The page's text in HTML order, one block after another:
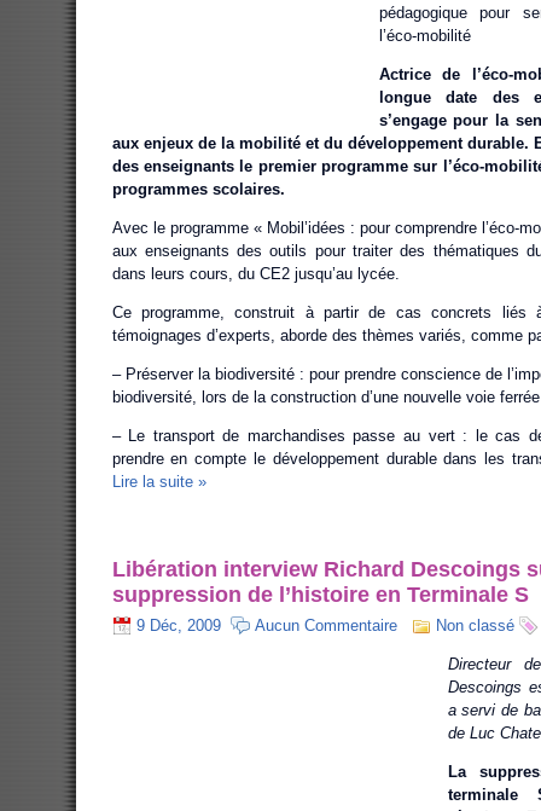
pédagogique pour
l’éco-mobilité
Actrice de l’éco-
longue date des
s’engage pour la
aux enjeux de la mobilité et du développement durable.
des enseignants le premier programme sur l’éco-
programmes scolaires.
Avec le programme « Mobil’idées : pour comprendre l’éco-
aux enseignants des outils pour traiter des thématiques
dans leurs cours, du CE2 jusqu’au lycée.
Ce programme, construit à partir de cas concrets liés
témoignages d’experts, aborde des thèmes variés, comme
– Préserver la biodiversité : pour prendre conscience de
biodiversité, lors de la construction d’une nouvelle voie
– Le transport de marchandises passe au vert : le cas
prendre en compte le développement durable dans les
Lire la suite »
Libération interview Richard Descoings
suppression de l’histoire en Terminale S
9 Déc, 2009 Aucun Commentaire Non classé
Directeur
Descoings
a servi de
de Luc
La